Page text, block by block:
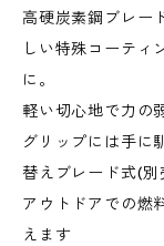
高硬炭素鋼ブレー
しい特殊コーティ
に。
軽い切心地で力の
グリップには手に
替えブレード式(別
アウトドアでの燃
えます